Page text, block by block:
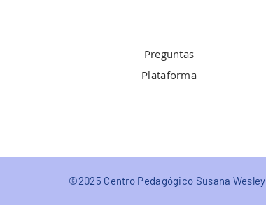
Preguntas
Plataforma
©2025 Centro Pedagógico Susana Wesley